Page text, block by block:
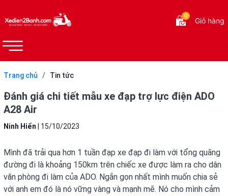
0
Giỏ hàng
Trang chủ / Tin tức
Đánh giá chi tiết mẫu xe đạp trợ lực điện ADO
A28 Air
Ninh Hiển 15/10/2023
Mình đã trải qua hơn 1 tuần đạp xe đạp đi làm với tổng quãng
đường đi là khoảng 150km trên chiếc xe được làm ra cho dân
văn phòng đi làm của ADO. Ngắn gọn nhất mình muốn chia sẻ
với anh em đó là nó vững vàng và mạnh mẽ. Nó cho mình cảm